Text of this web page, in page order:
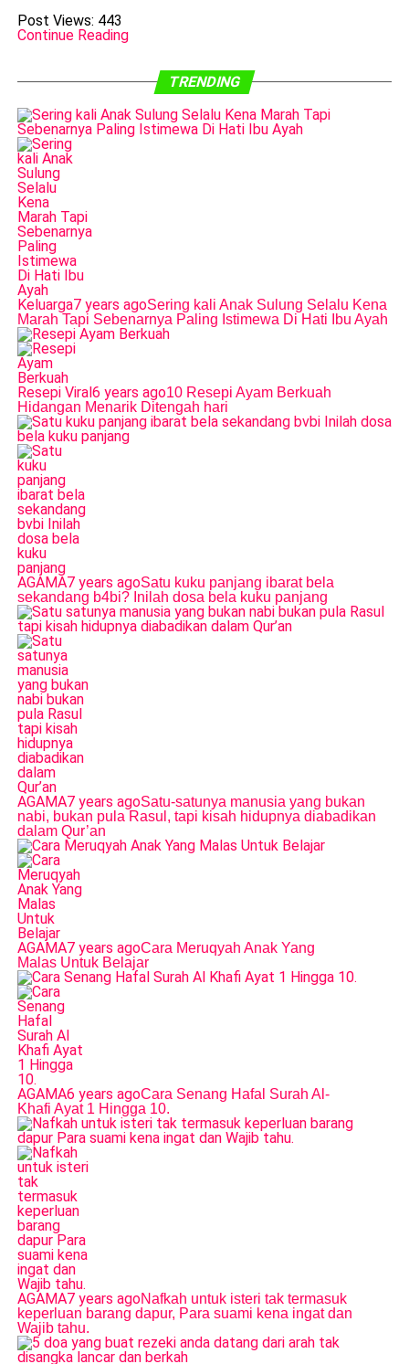
Post Views: 443
Continue Reading
TRENDING
Keluarga7 years agoSering kali Anak Sulung Selalu Kena
Marah Tapi Sebenarnya Paling Istimewa Di Hati Ibu Ayah
Resepi Viral6 years ago10 Resepi Ayam Berkuah
Hidangan Menarik Ditengah hari
AGAMA7 years agoSatu kuku panjang ibarat bela
sekandang b4bi? Inilah dosa bela kuku panjang
AGAMA7 years agoSatu-satunya manusia yang bukan
nabi, bukan pula Rasul, tapi kisah hidupnya diabadikan
dalam Qur’an
AGAMA7 years agoCara Meruqyah Anak Yang
Malas Untuk Belajar
AGAMA6 years agoCara Senang Hafal Surah Al-
Khafi Ayat 1 Hingga 10.
AGAMA7 years agoNafkah untuk isteri tak termasuk
keperluan barang dapur, Para suami kena ingat dan
Wajib tahu.